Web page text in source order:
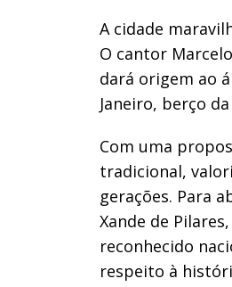
A cidade
O cantor
dará origem ao
Janeiro, berço
Com uma
tradicional,
gerações. Para
Xande de
reconhecido
respeito à